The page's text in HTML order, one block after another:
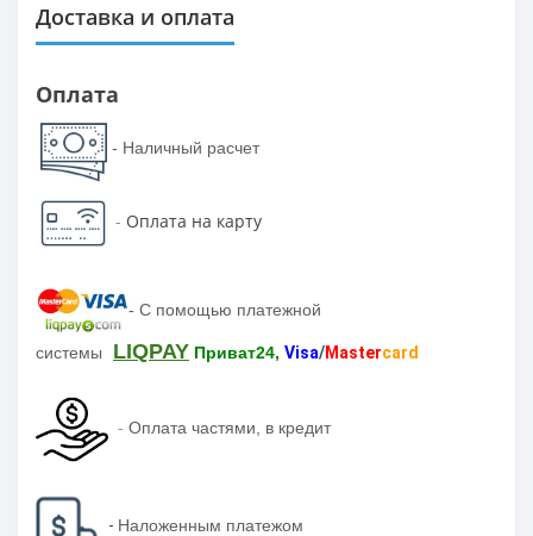
Доставка и оплата
Оплата
- Наличный расчет
- Оплата на карту
- С помощью платежной
системы LIQPAY Приват24, Visa/Mastercard
- Оплата частями, в кредит
- Наложенным платежом